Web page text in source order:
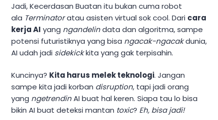
Jadi, Kecerdasan Buatan itu bukan cuma robot
ala Terminatoratau asisten virtual sok cool. Dari cara
kerja AI yang ngandelindata dan algoritma, sampe
potensi futuristiknya yang bisa ngacak-ngacakdunia,
AI udah jadi sidekickkita yang gak terpisahin.
Kuncinya? Kita harus melek teknologi. Jangan
sampe kita jadi korban disruption, tapi jadi orang
yang ngetrendinAI buat hal keren. Siapa tau lo bisa
bikin AI buat deteksi mantan toxic? Eh, bisa jadi!